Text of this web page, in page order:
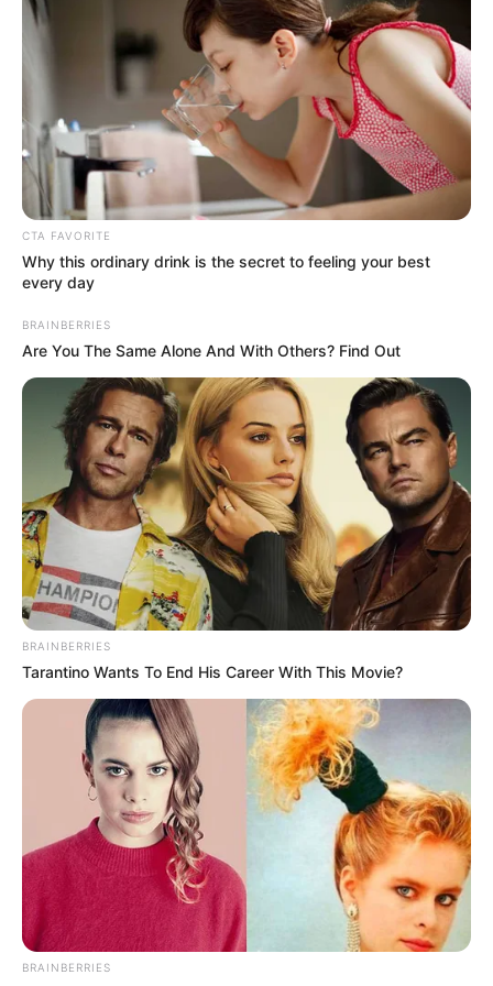
TEMAS RELACIONADOS
SANTANDER
GOBERNACIÓN DE SANTANDER
MANTÉNGASE EN ALERTA
Tenemos todas las noticias que le
interesan. Para estar bien informado, por
TEMAS DESTACADOS
CIERRES VIALES EN BUCARAMANGA
TRANSVERSAL DEL CARARE
FLORIDABLANCA
LLUVIAS EN SANTANDER
CIERRES VIALES EN SANTANDER
CTA FAVORITE
Why this ordinary drink is the secret to feeling your best
every day
BRAINBERRIES
Are You The Same Alone And With Others? Find Out
BRAINBERRIES
Tarantino Wants To End His Career With This Movie?
BRAINBERRIES